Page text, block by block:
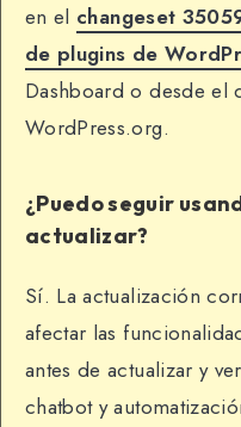
en el changeset
de plugins de
Dashboard o desde el
WordPress.org.
¿Puedo seguir
actualizar?
Sí. La actualización
afectar las
antes de actualizar y
chatbot y